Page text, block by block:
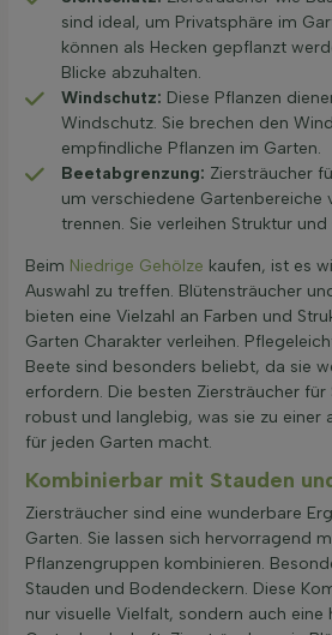
sind ideal, um Privatsphäre im
können als Hecken gepflanzt
Blicke abzuhalten.
Windschutz: Diese Pflanzen
Windschutz. Sie brechen den
empfindliche Pflanzen im Garten.
Beetabgrenzung: Ziersträucher
um verschiedene Gartenbereiche
trennen. Sie verleihen Struktur
Beim Niedrige Gehölze kaufen, ist es
Auswahl zu treffen. Blütensträucher
bieten eine Vielzahl an Farben und
Garten Charakter verleihen.
Beete sind besonders beliebt, da sie
erfordern. Die besten Ziersträucher für
robust und langlebig, was sie zu einer
für jeden Garten macht.
Kombinierbar mit Stauden
Ziersträucher sind eine wunderbare
Garten. Sie lassen sich hervorragend
Pflanzengruppen kombinieren.
Stauden und Bodendeckern. Diese
nur visuelle Vielfalt, sondern auch eine